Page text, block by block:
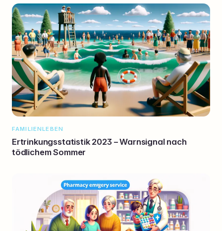
FAMILIENLEBEN
Ertrinkungsstatistik 2023 – Warnsignal nach
tödlichem Sommer